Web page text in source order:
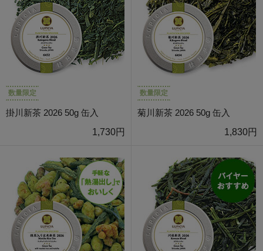
数量限定
掛川新茶 2026 50g 缶入
1,730円
数量限定
菊川新茶 2026 50g 缶入
1,830円